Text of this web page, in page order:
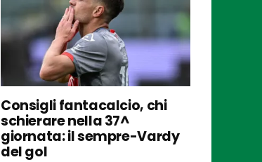
Consigli fantacalcio, chi
schierare nella 37^
giornata: il sempre-Vardy
del gol